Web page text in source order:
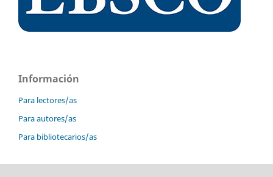
Información
Para lectores/as
Para autores/as
Para bibliotecarios/as